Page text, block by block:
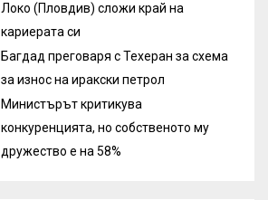
Локо (Пловдив) сложи край на
кариерата си
Багдад преговаря с Техеран за схема
за износ на иракски петрол
Министърът критикува
конкуренцията, но собственото му
дружество е на 58%